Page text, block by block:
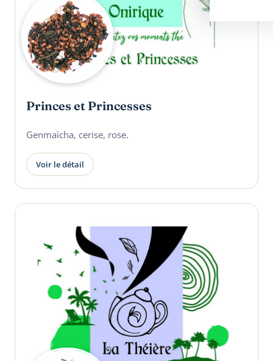
Princes et Princesses
Genmaïcha, cerise, rose.
Voir le détail